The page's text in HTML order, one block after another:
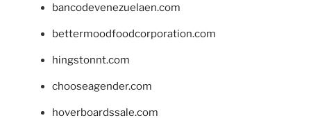
bancodevenezuelaen.com
bettermoodfoodcorporation.com
hingstonnt.com
chooseagender.com
hoverboardssale.com